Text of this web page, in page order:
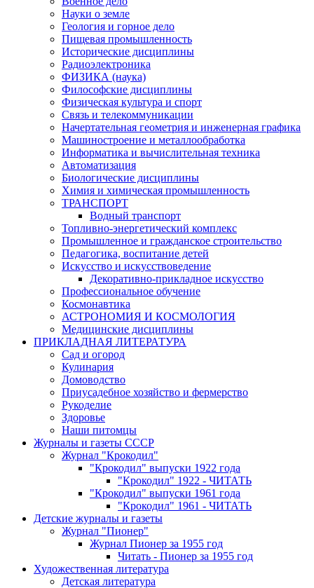
Науки о земле
Геология и горное дело
Пищевая промышленность
Исторические дисциплины
Радиоэлектроника
ФИЗИКА (наука)
Философские дисциплины
Физическая культура и спорт
Связь и телекоммуникации
Начертательная геометрия и инженерная графика
Машиностроение и металлообработка
Информатика и вычислительная техника
Автоматизация
Биологические дисциплины
Химия и химическая промышленность
ТРАНСПОРТ
Водный транспорт
Топливно-энергетический комплекс
Промышленное и гражданское строительство
Педагогика, воспитание детей
Искусство и искусствоведение
Декоративно-прикладное искусство
Профессиональное обучение
Космонавтика
АСТРОНОМИЯ И КОСМОЛОГИЯ
Медицинские дисциплины
ПРИКЛАДНАЯ ЛИТЕРАТУРА
Сад и огород
Кулинария
Домоводство
Приусадебное хозяйство и фермерство
Рукоделие
Здоровье
Наши питомцы
Журналы и газеты СССР
Журнал "Крокодил"
"Крокодил" выпуски 1922 года
"Крокодил" 1922 - ЧИТАТЬ
"Крокодил" выпуски 1961 года
"Крокодил" 1961 - ЧИТАТЬ
Детские журналы и газеты
Журнал "Пионер"
Журнал Пионер за 1955 год
Читать - Пионер за 1955 год
Художественная литература
Детская литература